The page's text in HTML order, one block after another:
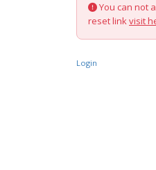
You can not
reset linkvisit
Login